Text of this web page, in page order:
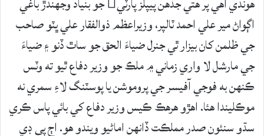
اڳواڻ مير علي احمد ٽالپر، وزيراعظم ذوالفقار علي ڀٽو صاحب
جي ظلمن کان بيزار ٿي جنرل ضياءَ الحق جو ساٿ ڏنو ۽ ضياءَ
جي مارشل لا واري زماني ۾ ملڪ جو وزير دفاع ٿيو ته وٽس
ڪنھن به فوجي آفيسر جي پروموشن يا پوسٽنگ لاءِ سمري نه
موڪليندا هئا. اھڙو ھرھڪ ڪيس وزير دفاع کي بائي پاس ڪري
سڌو سنئون صدر مملڪت ڏانهن اماڻيو ويندو هو. اڄ پي ڊي